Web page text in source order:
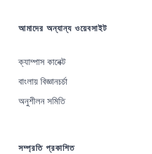
আমাদের অন্যান্য ওয়েবসাইট
ক্যাম্পাস কানেক্ট
বাংলায় বিজ্ঞানচর্চা
অনুশীলন সমিতি
সম্প্রতি প্রকাশিত